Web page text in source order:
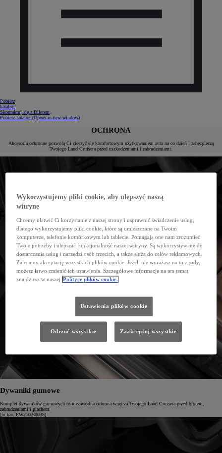
Pobierz
katalog
Skontaktuj się z Dilerem
Pobierz katalog (Opens in new window)
OCHRONA
Akcesoria ochronne pozwolą Ci cieszyć się komfortowym użytkowaniem auta na co dzień i zabezpieczą
Twojego Land Cruisera przed uszkodzeniami i zabrudzeniami.
Dywaniki gumowe
Komplet dywaników gumowych to niezawodna ochrona wnętrza Twojego Land Cruisera przed błotem,
zabrudzeniami i piachem.
[nr kat. PW210-60038]
Wykorzystujemy pliki cookie, aby ulepszyć naszą
witrynę
Chcemy ułatwić Ci korzystanie z naszej strony i usprawnić świadczenie usług,
dlatego wykorzystujemy pliki cookie, które są umieszczane na Twoim
komputerze, telefonie komórkowym lub tablecie. Pomagają one nam zrozumieć
Twoje potrzeby i ulepszać funkcjonalność naszej witryny. Są wykorzystywane do
dostarczania usług i narzędzi osób trzecich, a także służą do celów reklamowych.
Zalecamy akceptację wszystkich plików cookie. Jeżeli nie wyrażasz na to zgody,
możesz łatwo zmienić ich ustawienia. Szczegółowe informacje na ten temat
znajdziesz w naszej Polityce plików cookie.
Ustawienia plików cookie
Odrzuć wszystkie Zaakceptuj wszystkie